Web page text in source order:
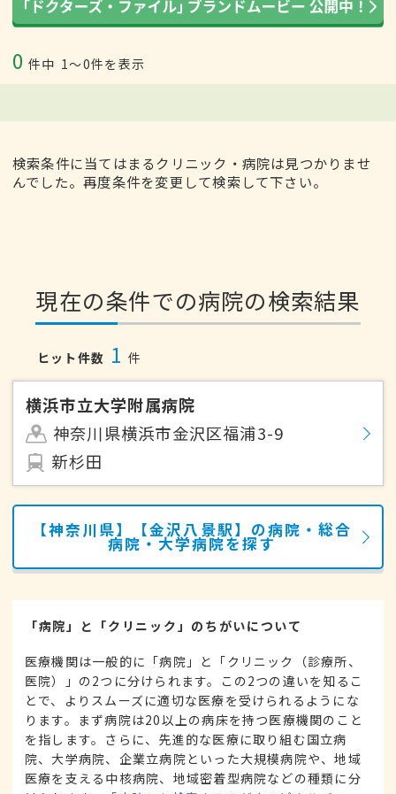
0 件中 1〜0件を表示
検索条件に当てはまるクリニック・病院は見つかりませ
んでした。再度条件を変更して検索して下さい。
現在の条件での病院の検索結果
ヒット件数 1 件
横浜市立大学附属病院
神奈川県横浜市金沢区福浦3-9
新杉田
【神奈川県】【金沢八景駅】の病院・総合
病院・大学病院を探す
「病院」と「クリニック」のちがいについて
医療機関は一般的に「病院」と「クリニック（診療所、
医院）」の2つに分けられます。この2つの違いを知るこ
とで、よりスムーズに適切な医療を受けられるようにな
ります。まず病院は20以上の病床を持つ医療機関のこと
を指します。さらに、先進的な医療に取り組む国立病
院、大学病院、企業立病院といった大規模病院や、地域
医療を支える中核病院、地域密着型病院などの種類に分